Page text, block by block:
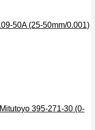
50A (25-50mm/0.001)
395-271-30 (0-